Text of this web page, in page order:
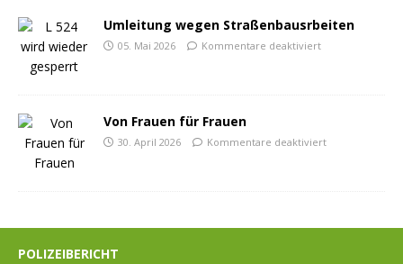
Umleitung wegen Straßenbausrbeiten
05. Mai 2026 Kommentare deaktiviert
Von Frauen für Frauen
30. April 2026 Kommentare deaktiviert
POLIZEIBERICHT